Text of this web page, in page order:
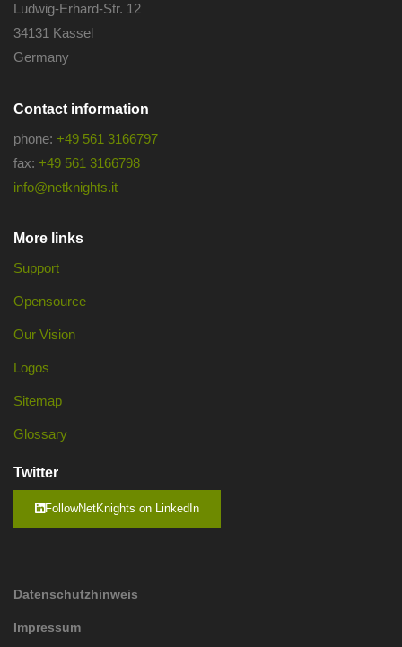
Ludwig-Erhard-Str. 12
34131 Kassel
Germany
Contact information
phone: +49 561 3166797
fax: +49 561 3166798
info@netknights.it
More links
Support
Opensource
Our Vision
Logos
Sitemap
Glossary
Twitter
FollowNetKnights on LinkedIn
Datenschutzhinweis
Impressum